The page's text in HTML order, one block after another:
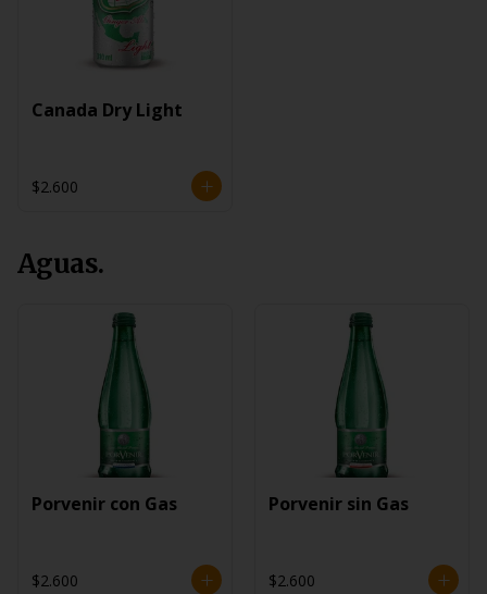
Canada Dry Light
$2.600
Aguas.
Porvenir con Gas
$2.600
Porvenir sin Gas
$2.600